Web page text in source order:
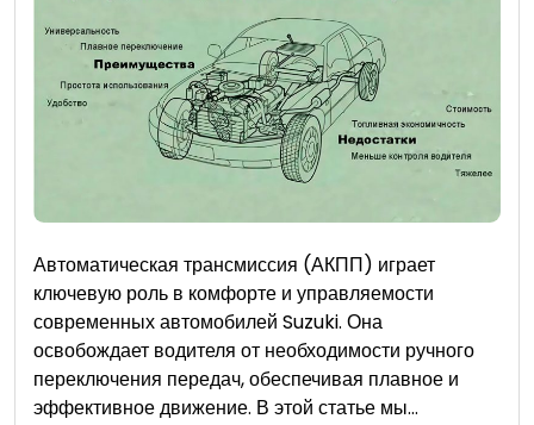
Автоматическая трансмиссия (АКПП) играет
ключевую роль в комфорте и управляемости
современных автомобилей Suzuki. Она
освобождает водителя от необходимости ручного
переключения передач, обеспечивая плавное и
эффективное движение. В этой статье мы…